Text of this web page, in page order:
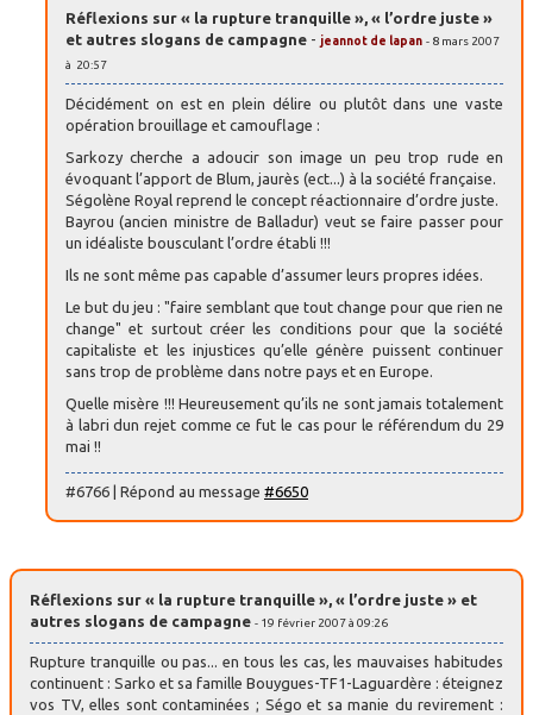
Réflexions sur « la rupture tranquille », « l’ordre juste »
et autres slogans de campagne - jeannot de lapan - 8 mars 2007
à 20:57
Décidément on est en plein délire ou plutôt dans une vaste
opération brouillage et camouflage :
Sarkozy cherche a adoucir son image un peu trop rude en
évoquant l’apport de Blum, jaurès (ect...) à la société française.
Ségolène Royal reprend le concept réactionnaire d’ordre juste.
Bayrou (ancien ministre de Balladur) veut se faire passer pour
un idéaliste bousculant l’ordre établi !!!
Ils ne sont même pas capable d’assumer leurs propres idées.
Le but du jeu : "faire semblant que tout change pour que rien ne
change" et surtout créer les conditions pour que la société
capitaliste et les injustices qu’elle génère puissent continuer
sans trop de problème dans notre pays et en Europe.
Quelle misère !!! Heureusement qu’ils ne sont jamais totalement
à labri dun rejet comme ce fut le cas pour le référendum du 29
mai !!
#6766 | Répond au message #6650
Réflexions sur « la rupture tranquille », « l’ordre juste » et
autres slogans de campagne - 19 février 2007 à 09:26
Rupture tranquille ou pas... en tous les cas, les mauvaises habitudes
continuent : Sarko et sa famille Bouygues-TF1-Laguardère : éteignez
vos TV, elles sont contaminées ; Ségo et sa manie du revirement :